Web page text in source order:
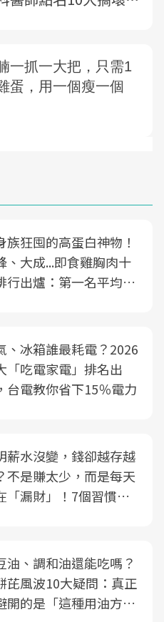
族狂囤的高蛋白神物！
、大成...即食雞胸肉十
行出爐：第一名平均一
、冰箱誰最耗電？2026
「吃電家電」排名出
台電教你省下15％電力
薪水沒變，錢卻越存越
不是賺太少，而是每天
「漏財」！7個習慣一
油、調和油還能吃嗎？
芘風波10大疑問：真正
開的是「這種用油方